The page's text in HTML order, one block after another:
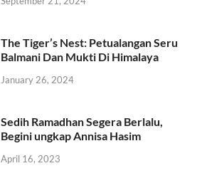
The Tiger’s Nest: Petualangan Seru
Balmani Dan Mukti Di Himalaya
January 26, 2024
Sedih Ramadhan Segera Berlalu,
Begini ungkap Annisa Hasim
April 16, 2023